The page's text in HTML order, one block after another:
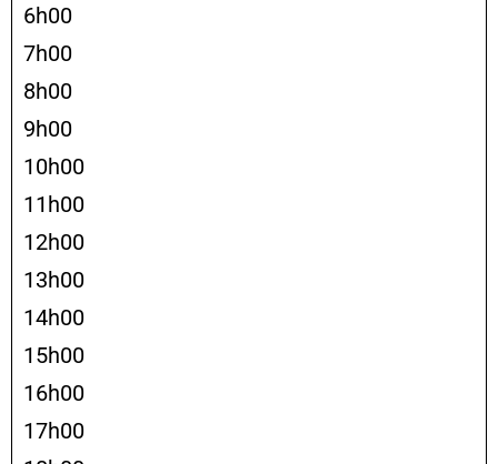
6h00
7h00
8h00
9h00
10h00
11h00
12h00
13h00
14h00
15h00
16h00
17h00